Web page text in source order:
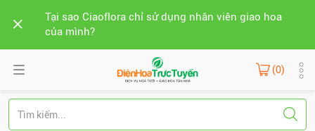
Tại sao Ciaoflora chỉ sử dụng nhân viên giao hoa
của mình?
(0)